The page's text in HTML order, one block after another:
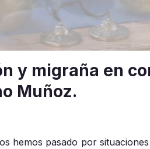
y migraña en
Muñoz.
hemos pasado por